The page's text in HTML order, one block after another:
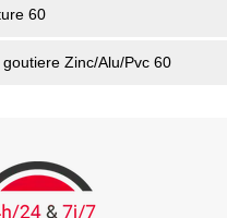
60
Zinc/Alu/Pvc 60